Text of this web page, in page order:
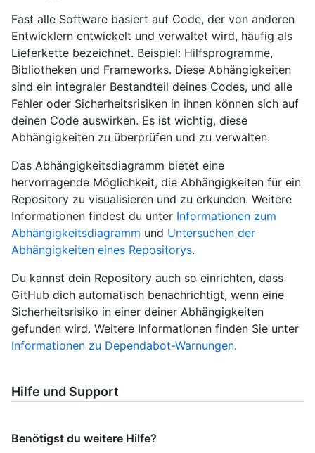
Fast alle Software basiert auf Code, der von anderen
Entwicklern entwickelt und verwaltet wird, häufig als
Lieferkette bezeichnet. Beispiel: Hilfsprogramme,
Bibliotheken und Frameworks. Diese Abhängigkeiten
sind ein integraler Bestandteil deines Codes, und alle
Fehler oder Sicherheitsrisiken in ihnen können sich auf
deinen Code auswirken. Es ist wichtig, diese
Abhängigkeiten zu überprüfen und zu verwalten.
Das Abhängigkeitsdiagramm bietet eine
hervorragende Möglichkeit, die Abhängigkeiten für ein
Repository zu visualisieren und zu erkunden. Weitere
Informationen findest du unter Informationen zum
Abhängigkeitsdiagramm und Untersuchen der
Abhängigkeiten eines Repositorys.
Du kannst dein Repository auch so einrichten, dass
GitHub dich automatisch benachrichtigt, wenn eine
Sicherheitsrisiko in einer deiner Abhängigkeiten
gefunden wird. Weitere Informationen finden Sie unter
Informationen zu Dependabot-Warnungen.
Hilfe und Support
Benötigst du weitere Hilfe?